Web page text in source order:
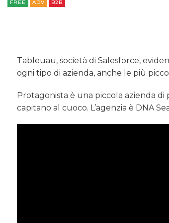
FREE ADV B2B
Tableuau, società di Salesforce,
ogni tipo di azienda, anche le più
Protagonista è una piccola azienda
capitano al cuoco. L’agenzia è DNA